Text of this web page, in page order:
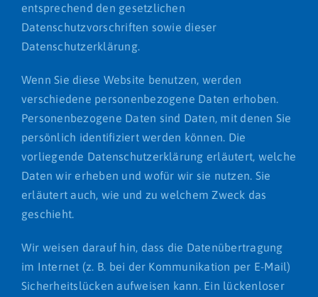
entsprechend den gesetzlichen
Datenschutzvorschriften sowie dieser
Datenschutzerklärung.
Wenn Sie diese Website benutzen, werden
verschiedene personenbezogene Daten erhoben.
Personenbezogene Daten sind Daten, mit denen Sie
persönlich identifiziert werden können. Die
vorliegende Datenschutzerklärung erläutert, welche
Daten wir erheben und wofür wir sie nutzen. Sie
erläutert auch, wie und zu welchem Zweck das
geschieht.
Wir weisen darauf hin, dass die Datenübertragung
im Internet (z. B. bei der Kommunikation per E-Mail)
Sicherheitslücken aufweisen kann. Ein lückenloser